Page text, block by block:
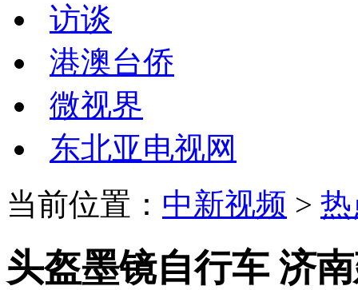
访谈
港澳台侨
微视界
东北亚电视网
当前位置： 中新视频 >
头盔墨镜自行车 济